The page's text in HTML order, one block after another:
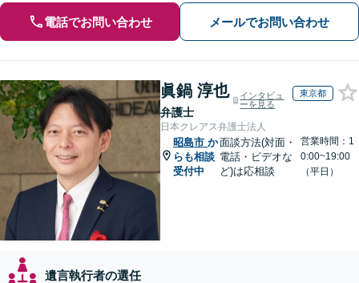
電話でお問い合わせ メールでお問い合わせ
眞鍋 淳也
弁護士
インタビュ
ーを見る
東京都
日本クレアス弁護士法人
昭島市 か
らも相談
受付中
面談方法(対面・
電話・ビデオな
ど)は応相談
営業時間：1
0:00~19:00
（平日）
遺言執行者の選任